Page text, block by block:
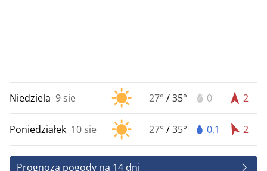
Niedziela 9 sie 27° /35° 0 2
Poniedziałek 10 sie 27° /35° 0,1 2
Prognoza pogody na 14 dni